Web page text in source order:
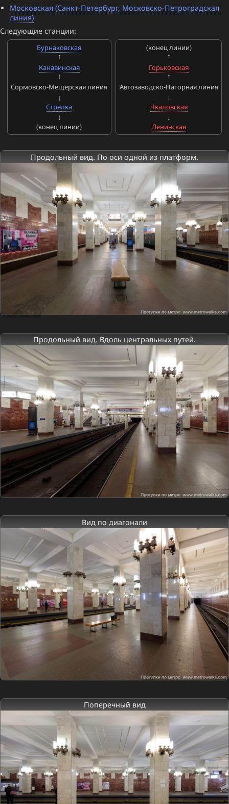
Московская (Санкт-Петербург, Московско-Петроградская
линия)
Следующие станции:
Бурнаковская
Канавинская
Сормовско-Мещерская линия
Стрелка
(конец линии)
(конец линии)
Горьковская
Автозаводско-Нагорная линия
Чкаловская
Ленинская
Продольный вид. По оси одной из платформ.
Продольный вид. Вдоль центральных путей.
Вид по диагонали
Поперечный вид